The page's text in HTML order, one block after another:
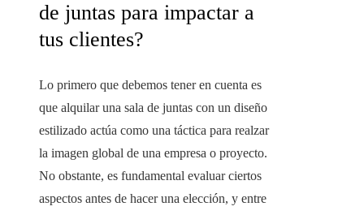
de juntas para impactar a
tus clientes?
Lo primero que debemos tener en cuenta es
que alquilar una sala de juntas con un diseño
estilizado actúa como una táctica para realzar
la imagen global de una empresa o proyecto.
No obstante, es fundamental evaluar ciertos
aspectos antes de hacer una elección, y entre